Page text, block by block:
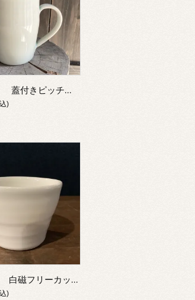
谷口晃啓 蓋付きピッチャー・B
)
谷口晃啓 白磁フリーカップ
)